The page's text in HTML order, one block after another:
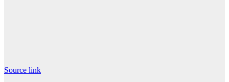
Source link